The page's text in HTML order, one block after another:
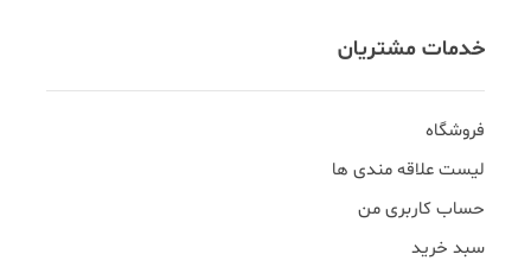
خدمات مشتریان
فروشگاه
لیست علاقه مندی ها
حساب کاربری من
سبد خرید